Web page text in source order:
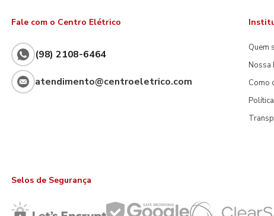
Fale com o Centro Elétrico
(98) 2108-6464
atendimento@centroeletrico.com
Quem
Nossa
Como
Selos de Segurança